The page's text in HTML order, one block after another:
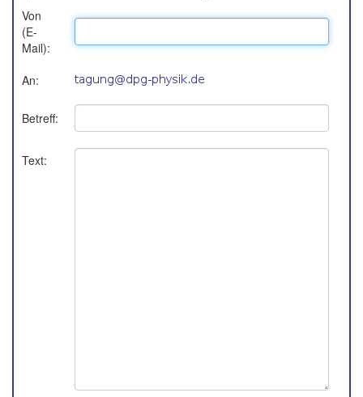
Von
(E-
Mail):
An:
Betreff:
Text: